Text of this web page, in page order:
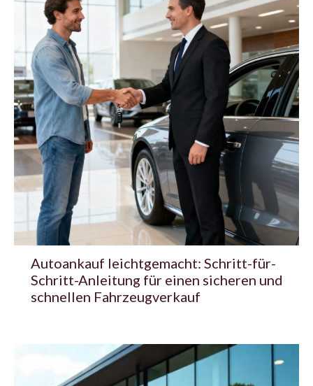
Autoankauf leichtgemacht: Schritt-für-
Schritt-Anleitung für einen sicheren und
schnellen Fahrzeugverkauf